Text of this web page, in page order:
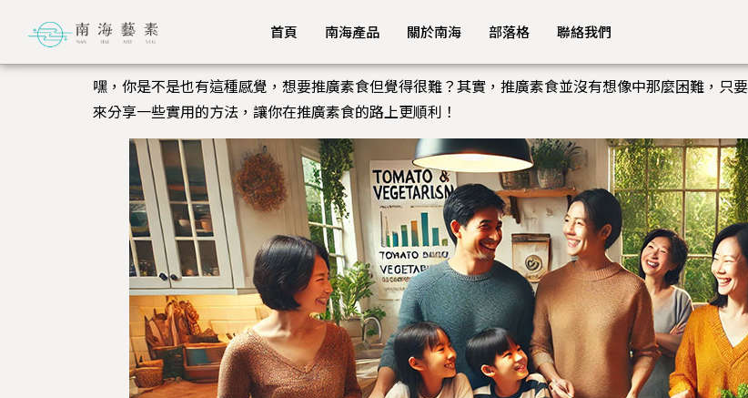
首頁 南海產品 關於南海 部落格 聯絡我們
嘿，你是不是也有這種感覺，想要推廣素食但覺得很難？其實，推廣素食並沒有想像中那麼困難，只
來分享一些實用的方法，讓你在推廣素食的路上更順利！